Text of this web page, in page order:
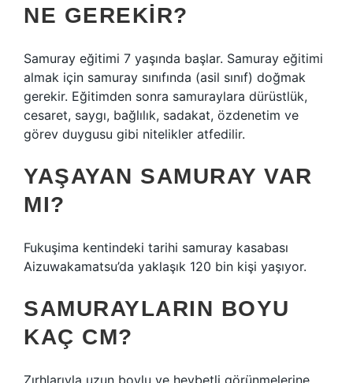
NE GEREKIR?
Samuray eğitimi 7 yaşında başlar. Samuray eğitimi
almak için samuray sınıfında (asil sınıf) doğmak
gerekir. Eğitimden sonra samuraylara dürüstlük,
cesaret, saygı, bağlılık, sadakat, özdenetim ve
görev duygusu gibi nitelikler atfedilir.
YAŞAYAN SAMURAY VAR
MI?
Fukuşima kentindeki tarihi samuray kasabası
Aizuwakamatsu’da yaklaşık 120 bin kişi yaşıyor.
SAMURAYLARIN BOYU
KAÇ CM?
Zırhlarıyla uzun boylu ve heybetli görünmelerine